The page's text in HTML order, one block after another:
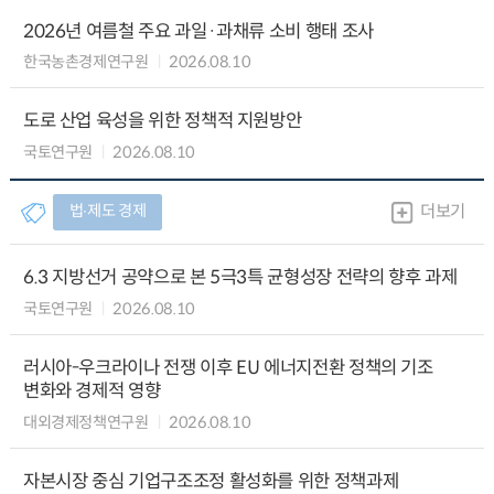
2026년 여름철 주요 과일·과채류 소비 행태 조사
한국농촌경제연구원 2026.08.10
도로 산업 육성을 위한 정책적 지원방안
국토연구원 2026.08.10
법∙제도 경제 더보기
6.3 지방선거 공약으로 본 5극3특 균형성장 전략의 향후 과제
국토연구원 2026.08.10
러시아-우크라이나 전쟁 이후 EU 에너지전환 정책의 기조
변화와 경제적 영향
대외경제정책연구원 2026.08.10
자본시장 중심 기업구조조정 활성화를 위한 정책과제